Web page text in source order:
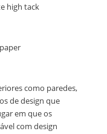
high tack
como paredes,
de design que
em que os
com design